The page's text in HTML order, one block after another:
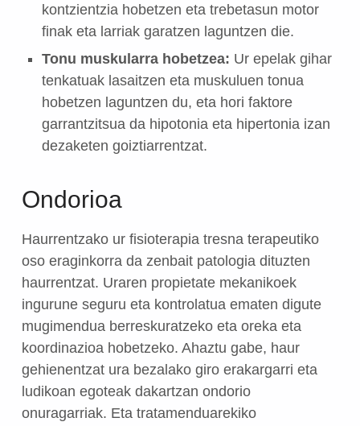
kontzientzia hobetzen eta trebetasun motor
finak eta larriak garatzen laguntzen die.
Tonu muskularra hobetzea: Ur epelak gihar
tenkatuak lasaitzen eta muskuluen tonua
hobetzen laguntzen du, eta hori faktore
garrantzitsua da hipotonia eta hipertonia izan
dezaketen goiztiarrentzat.
Ondorioa
Haurrentzako ur fisioterapia tresna terapeutiko
oso eraginkorra da zenbait patologia dituzten
haurrentzat. Uraren propietate mekanikoek
ingurune seguru eta kontrolatua ematen digute
mugimendua berreskuratzeko eta oreka eta
koordinazioa hobetzeko. Ahaztu gabe, haur
gehienentzat ura bezalako giro erakargarri eta
ludikoan egoteak dakartzan ondorio
onuragarriak. Eta tratamenduarekiko